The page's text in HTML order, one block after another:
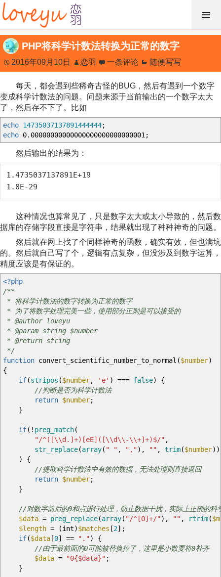
跳
过
内
容
PHP将科学计数法转换为正常的数字
2016年09月10日 恋羽 一条评论 随便写写
每天，都会遇到些稀奇古怪的BUG，然后有遇到一个数字
变成科学计数法的问题。问题来源于当前输出的一个数字太大
了，然后存不下了。比如
echo 14735037137891444444;
echo 0.00000000000000000000000000001 ;
然后输出的结果为：
1.4735037137891E+19
1.0E-29
这种情况也算常见了，只是数字太大或太小导致的，然后数
据库的存储字段直接是字符串，结果就出现了种种神奇的问题。
然后就在网上找了个同样神奇的函数，确实有效，但也满坑
的。然后就自己写了个，逻辑有点复杂，但没涉及到数字运算，
精度应该是有保证的。
<?php
/**
* 将科学计数法的数字转换为正常的数字
* 为了将数字处理完美一些，使用部分正则是可以接受的
* @author loveyu
* @param string $number
* @return string
*/
function convert_scientific_number_to_normal ($number)
{
if(stripos ($number, 'e' ) === false)
{
//判断是否为科学计数法
return $number;
}
if( ! preg_match(
"/^([\\d.]+)[eE]([\\d\\ -\\+]+)$/" ,
str_replace(array( " " , ",") , "" , trim($number) )
)
{
//提取科学计数法中有效的数据，无法处理则直接返回
return $number;
}
//对数字前后的0和点进行处理，防止数据干扰，实际上正确的科
$data = preg_replace(array( "/^[0]+/") , "" , rtrim(
$length = (int)$matches [2] ;
if($data [0] == ".")
{
//由于最前面的0可能被替换掉了，这里是小数要将0补齐
$data = "0{$data}" ;
}